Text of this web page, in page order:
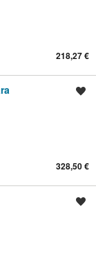
218,27 €
328,50 €